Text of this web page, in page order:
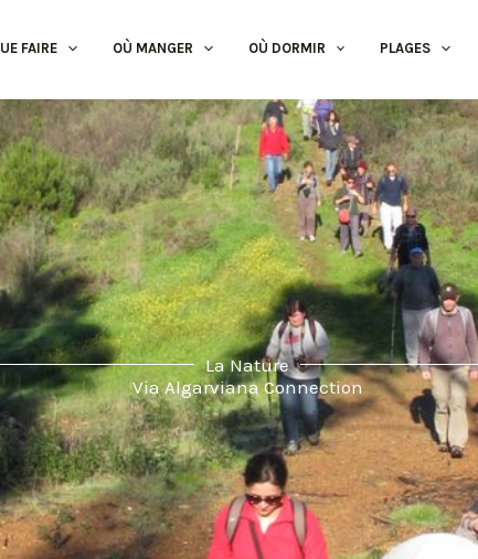
FAIRE OÙ MANGER OÙ DORMIR PLAGES
La Nature
Via Algarviana Connection